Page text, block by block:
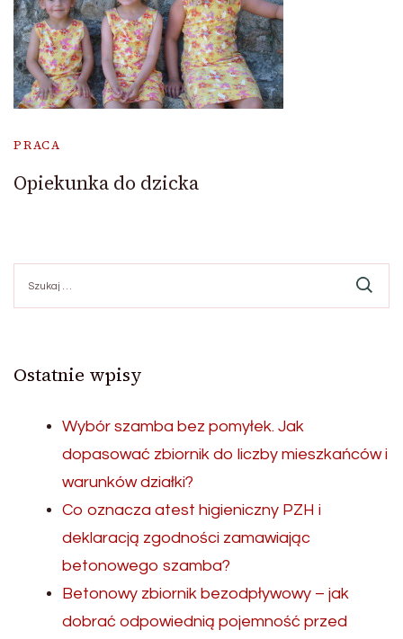
PRACA
Opiekunka do dzicka
Ostatnie wpisy
Wybór szamba bez pomyłek. Jak
dopasować zbiornik do liczby mieszkańców i
warunków działki?
Co oznacza atest higieniczny PZH i
deklaracją zgodności zamawiając
betonowego szamba?
Betonowy zbiornik bezodpływowy – jak
dobrać odpowiednią pojemność przed